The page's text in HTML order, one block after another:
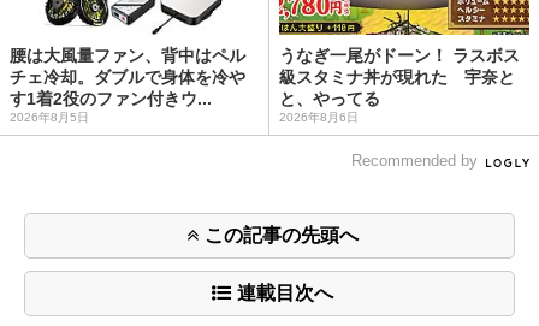
腰は大風量ファン、背中はペル
チェ冷却。ダブルで身体を冷や
す1着2役のファン付きウ...
2026年8月5日
うなぎ一尾がドーン！ ラスボス
級スタミナ丼が現れた 宇奈と
と、やってる
2026年8月6日
Recommended by
この記事の先頭へ
連載目次へ